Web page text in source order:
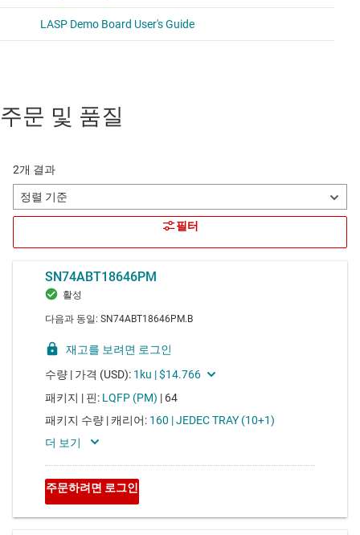
주문 및 품질